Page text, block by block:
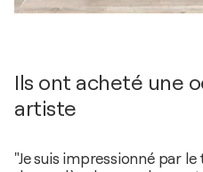
Ils ont acheté une
artiste
"Je suis impressionné par